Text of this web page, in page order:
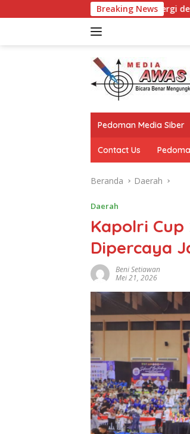
ke
Breaking News
Sinergi dengan Kalapas Kotabumi,
Pedoman Media Siber
Contact Us
Beranda Daerah
Daerah
Kapolri Cup
Dipercaya
Beni Setiawan
Mei 21, 2026